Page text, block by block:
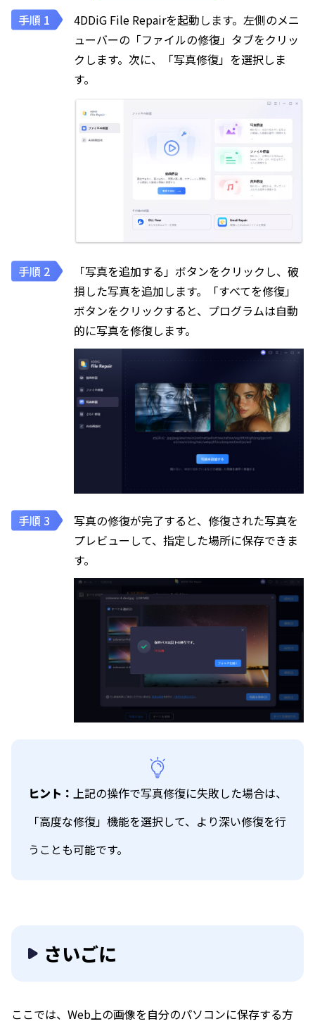
4DDiG File Repairを起動します。左側のメニ
ューバーの「ファイルの修復」タブをクリッ
クします。次に、「写真修復」を選択しま
す。
「写真を追加する」ボタンをクリックし、破
損した写真を追加します。「すべてを修復」
ボタンをクリックすると、プログラムは自動
的に写真を修復します。
写真の修復が完了すると、修復された写真を
プレビューして、指定した場所に保存できま
す。
ヒント： 上記の操作で写真修復に失敗した場合は、
「高度な修復」機能を選択して、より深い修復を行
うことも可能です。
さいごに
ここでは、Web上の画像を自分のパソコンに保存する方